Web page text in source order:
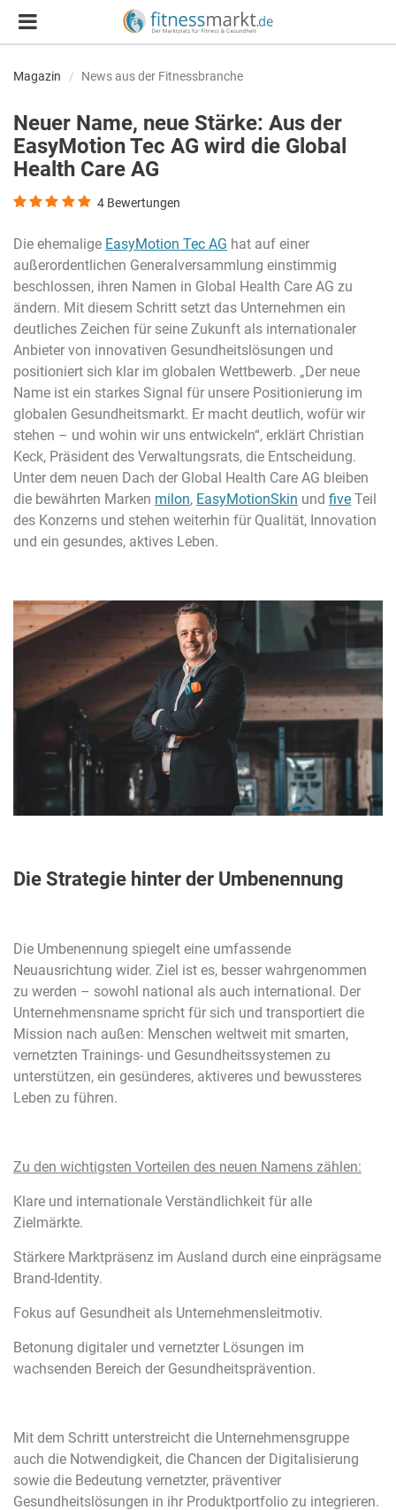
Magazin News aus der Fitnessbranche
Neuer Name, neue Stärke: Aus der
EasyMotion Tec AG wird die Global
Health Care AG
4Bewertungen
Die ehemalige EasyMotion Tec AG hat auf einer
außerordentlichen Generalversammlung einstimmig
beschlossen, ihren Namen in Global Health Care AG zu
ändern. Mit diesem Schritt setzt das Unternehmen ein
deutliches Zeichen für seine Zukunft als internationaler
Anbieter von innovativen Gesundheitslösungen und
positioniert sich klar im globalen Wettbewerb. „Der neue
Name ist ein starkes Signal für unsere Positionierung im
globalen Gesundheitsmarkt. Er macht deutlich, wofür wir
stehen – und wohin wir uns entwickeln“, erklärt Christian
Keck, Präsident des Verwaltungsrats, die Entscheidung.
Unter dem neuen Dach der Global Health Care AG bleiben
die bewährten Marken milon, EasyMotionSkin und five Teil
des Konzerns und stehen weiterhin für Qualität, Innovation
und ein gesundes, aktives Leben.
Die Strategie hinter der Umbenennung
Die Umbenennung spiegelt eine umfassende
Neuausrichtung wider. Ziel ist es, besser wahrgenommen
zu werden – sowohl national als auch international. Der
Unternehmensname spricht für sich und transportiert die
Mission nach außen: Menschen weltweit mit smarten,
vernetzten Trainings- und Gesundheitssystemen zu
unterstützen, ein gesünderes, aktiveres und bewussteres
Leben zu führen.
Zu den wichtigsten Vorteilen des neuen Namens zählen:
Klare und internationale Verständlichkeit für alle
Zielmärkte.
Stärkere Marktpräsenz im Ausland durch eine einprägsame
Brand-Identity.
Fokus auf Gesundheit als Unternehmensleitmotiv.
Betonung digitaler und vernetzter Lösungen im
wachsenden Bereich der Gesundheitsprävention.
Mit dem Schritt unterstreicht die Unternehmensgruppe
auch die Notwendigkeit, die Chancen der Digitalisierung
sowie die Bedeutung vernetzter, präventiver
Gesundheitslösungen in ihr Produktportfolio zu integrieren.